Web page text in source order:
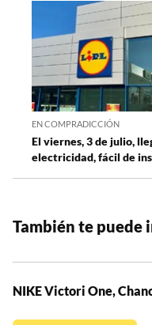
EN COMPRADICCIÓN
El viernes, 3 de julio,
electricidad, fácil de
También te puede
NIKE Victori One,